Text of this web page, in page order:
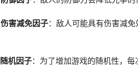
伤害减免因子：敌人可能具有伤害减
随机因子：为了增加游戏的随机性，